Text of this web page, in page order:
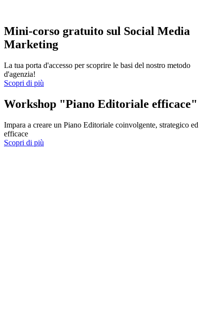
Mini-corso gratuito sul Social Media
Marketing
La tua porta d'accesso per scoprire le basi del nostro metodo
d'agenzia!
Scopri di più
Workshop "Piano Editoriale efficace"
Impara a creare un Piano Editoriale coinvolgente, strategico ed
efficace
Scopri di più